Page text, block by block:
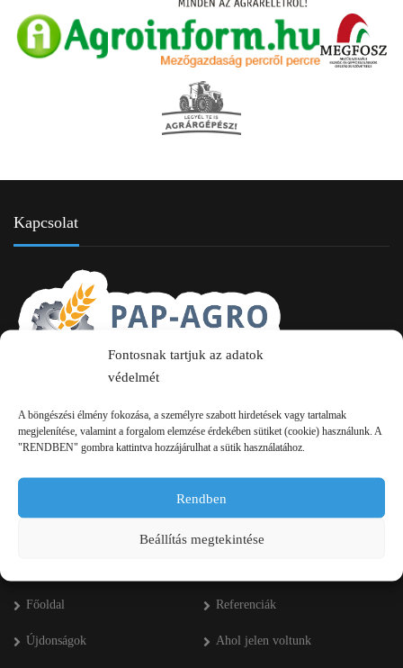
Fontosnak tartjuk az adatok
védelmét
A böngészési élmény fokozása, a személyre szabott hirdetések vagy tartalmak
megjelenítése, valamint a forgalom elemzése érdekében sütiket (cookie) használunk. A
"RENDBEN" gombra kattintva hozzájárulhat a sütik használatához.
Rendben
Beállítás megtekintése
Kapcsolat
+36 20 334 43 28
info kukac pap-agro.eu
Főoldal Referenciák
Újdonságok Ahol jelen voltunk